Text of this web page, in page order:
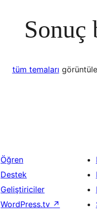
Sonuç
tüm temaları
Öğren
Destek
Geliştiriciler
WordPress.tv ↗